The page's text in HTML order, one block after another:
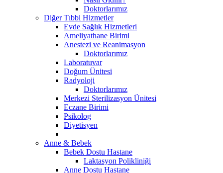
Doktorlarımız
Diğer Tıbbi Hizmetler
Evde Sağlık Hizmetleri
Ameliyathane Birimi
Anestezi ve Reanimasyon
Doktorlarımız
Laboratuvar
Doğum Ünitesi
Radyoloji
Doktorlarımız
Merkezi Sterilizasyon Ünitesi
Eczane Birimi
Psikolog
Diyetisyen
Anne & Bebek
Bebek Dostu Hastane
Laktasyon Polikliniği
Anne Dostu Hastane